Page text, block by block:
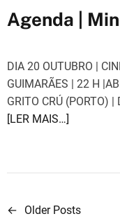
a
t
g
o
r
i
Agenda |
DIA 20 OUTUBRO |
GUIMARÃES | 22 H
GRITO CRÚ (PORTO)
[LER MAIS…]
N
← Older Posts